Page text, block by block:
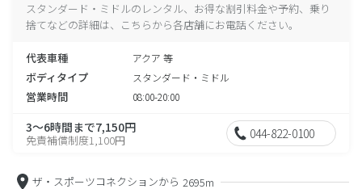
スタンダード・ミドルのレンタル、お得な割引料金や予約、乗り
捨てなどの詳細は、こちらから各店舗にお電話ください。
代表車種 アクア 等
ボディタイプ スタンダード・ミドル
営業時間 08:00-20:00
3～6時間まで7,150円
免責補償制度1,100円 044-822-0100
ザ・スポーツコネクションから 2695m